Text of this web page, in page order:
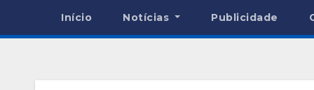
Início Notícias Publicidade